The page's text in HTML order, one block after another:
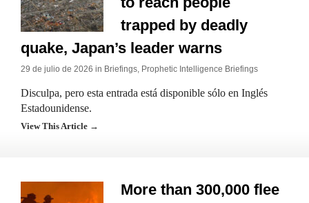
trapped by deadly
quake, Japan’s leader warns
29 de julio de 2026 in Briefings, Prophetic Intelligence Briefings
Disculpa, pero esta entrada está disponible sólo en Inglés
Estadounidense.
View This Article →
More than 300,000 flee